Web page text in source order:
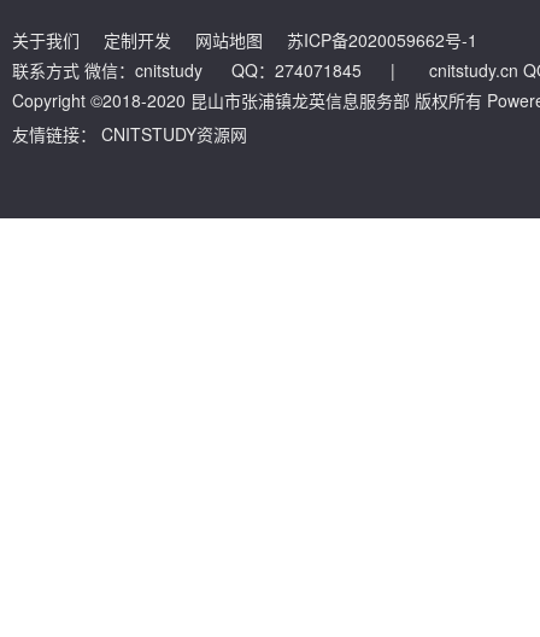
关于我们 定制开发 网站地图
苏ICP备2020059662号-1
联系方式 微信：cnitstudy QQ：274071845
|
cnitstudy.cn
Copyright ©2018-2020 昆山市张浦镇龙英信息服务部 版权所有
友情链接：
CNITSTUDY资源网